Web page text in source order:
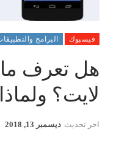
فيسبوك البرامج
هل تعرف
لايت؟
اخر تحديث ديسمبر 13, 2018